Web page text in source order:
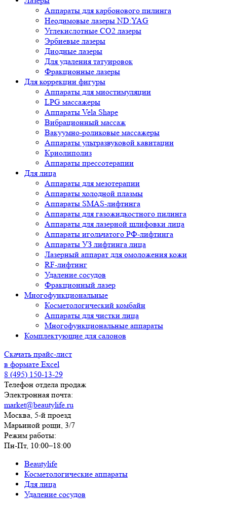
Аппараты для карбонового пилинга
Неодимовые лазеры ND:YAG
Углекислотные СО2 лазеры
Эрбиевые лазеры
Диодные лазеры
Для удаления татуировок
Фракционные лазеры
Для коррекции фигуры
Аппараты для миостимуляции
LPG массажеры
Аппараты Vela Shape
Вибрационный массаж
Вакуумно-роликовые массажеры
Аппараты ультразвуковой кавитации
Криолиполиз
Аппараты прессотерапии
Для лица
Аппараты для мезотерапии
Аппараты холодной плазмы
Аппараты SMAS-лифтинга
Аппараты для газожидкостного пилинга
Аппараты для лазерной шлифовки лица
Аппараты игольчатого РФ-лифтинга
Аппараты УЗ лифтинга лица
Лазерный аппарат для омоложения кожи
RF-лифтинг
Удаление сосудов
Фракционный лазер
Многофункциональные
Косметологический комбайн
Аппараты для чистки лица
Многофункциональные аппараты
Комплектующие для салонов
Скачать прайс-лист
в формате Excel
8 (495) 150-13-29
Телефон отдела продаж
Электронная почта:
market@beautylife.ru
Москва, 5-й проезд
Марьиной рощи, 3/7
Режим работы:
Пн-Пт, 10:00–18:00
Beautylife
Косметологические аппараты
Для лица
Удаление сосудов